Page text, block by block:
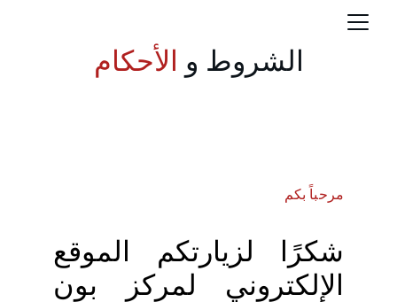
الشروط و الأحكام
مرحباً بكم
شكرًا لزيارتكم الموقع
الإلكتروني لمركز بون